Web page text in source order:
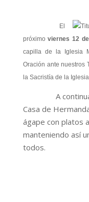
El
próximoviernes 12
capilla de la Iglesia
Oración ante nuestros
la Sacristía de la
A
Casa de
ágape con platos
manteniendo así
todos.